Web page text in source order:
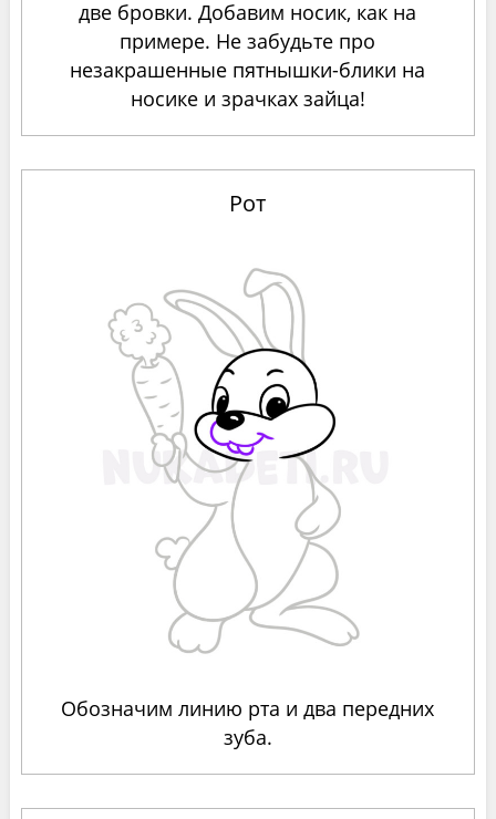
две бровки. Добавим носик, как на
примере. Не забудьте про
незакрашенные пятнышки-блики на
носике и зрачках зайца!
Рот
Обозначим линию рта и два передних
зуба.